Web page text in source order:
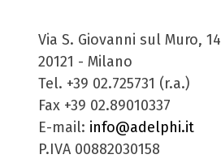
Via S. Giovanni sul Muro, 14
20121 - Milano
Tel. +39 02.725731 (r.a.)
Fax +39 02.89010337
E-mail: info@adelphi.it
P.IVA 00882030158